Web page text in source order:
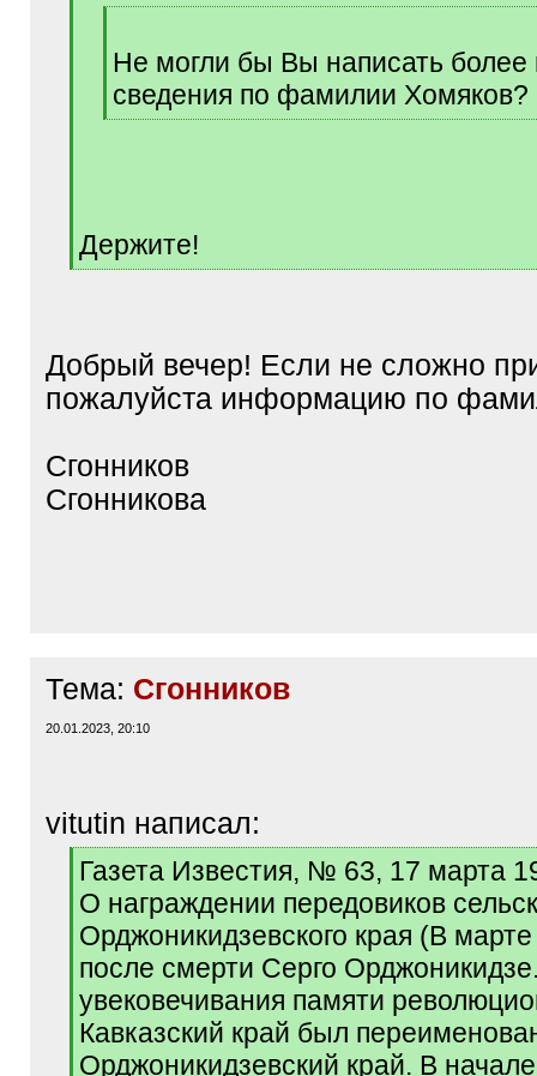
Не могли бы Вы написать
сведения по фамилии Хомяков?
[
Держите!
[
Добрый вечер! Если не сложно
пожалуйста информацию по
Сгонников
Сгонникова
Тема: Сгонников
20.01.2023, 20:10
vitutin написал:
[
q
]
Газета Известия, № 63, 17 марта
О награждении передовиков
Орджоникидзевского края (В
после смерти Серго
увековечивания памяти
Кавказский край был
Орджоникидзевский край. В